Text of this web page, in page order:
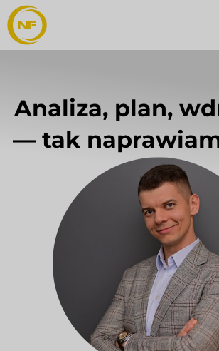
Analiza, plan,
— tak